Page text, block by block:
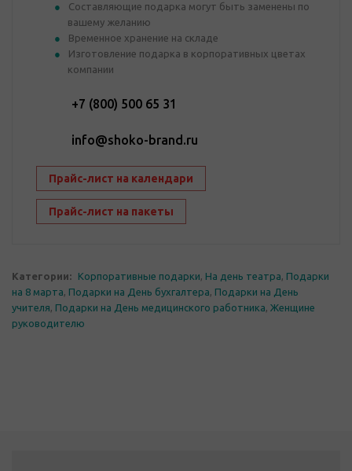
Составляющие подарка могут быть заменены по
вашему желанию
Временное хранение на складе
Изготовление подарка в корпоративных цветах
компании
+7 (800) 500 65 31
info@shoko-brand.ru
Прайс-лист на календари
Прайс-лист на пакеты
Категории: Корпоративные подарки, На день театра, Подарки
на 8 марта, Подарки на День бухгалтера, Подарки на День
учителя, Подарки на День медицинского работника, Женщине
руководителю